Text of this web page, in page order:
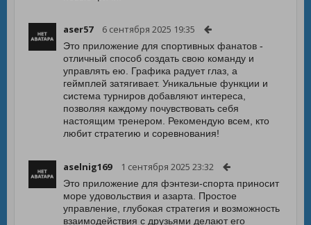
aser57 6 сентября 2025 19:35
Это приложение для спортивных фанатов -
отличный способ создать свою команду и
управлять ею. Графика радует глаз, а
геймплей затягивает. Уникальные функции и
система турниров добавляют интереса,
позволяя каждому почувствовать себя
настоящим тренером. Рекомендую всем, кто
любит стратегию и соревнования!
aselnig169 1 сентября 2025 23:32
Это приложение для фэнтези-спорта приносит
море удовольствия и азарта. Простое
управление, глубокая стратегия и возможность
взаимодействия с друзьями делают его